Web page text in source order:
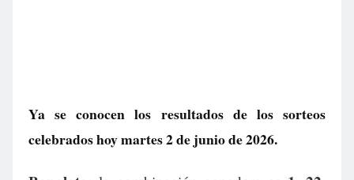
Ya se conocen los resultados de los sorteos
celebrados hoy martes 2 de junio de 2026.